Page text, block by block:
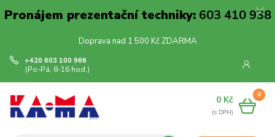
Pronájem prezentační techniky:603 410 938
Doprava nad 1 500 Kč ZDARMA
+420 603 100 966
(Po-Pá, 8-16 hod.)
0
0 Kč